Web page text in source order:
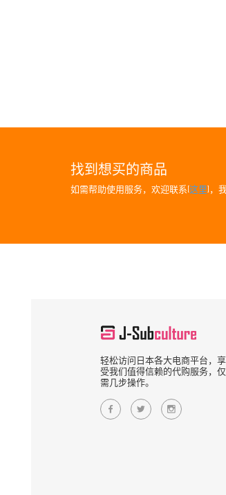
找到想买的商品
如需帮助使用服务，欢迎联系[这里]，
轻松访问日本各大电商平台，享
受我们值得信赖的代购服务，仅
需几步操作。